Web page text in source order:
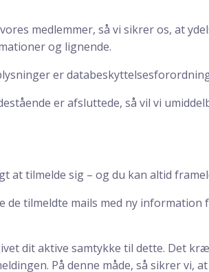
medlemmer, så vi sikrer os, at
og lignende.
er
er afsluttede, så vil vi
at tilmelde sig – og du kan altid
de tilmeldte mails med ny
dit aktive samtykke til dette. Det
På denne måde, så sikrer vi,